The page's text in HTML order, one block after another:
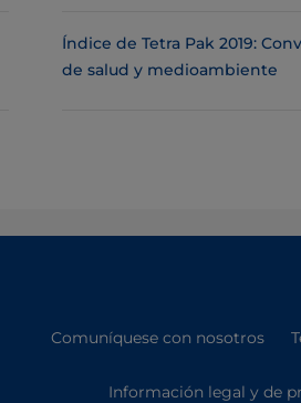
Índice de Tetra Pak 2019:
de salud y medioambiente
Comuníquese con nosotros
Información legal y de